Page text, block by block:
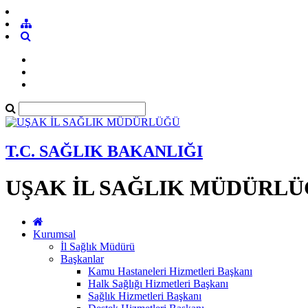
T.C. SAĞLIK BAKANLIĞI
UŞAK İL SAĞLIK
Kurumsal
İl Sağlık Müdürü
Başkanlar
Kamu Hastaneleri Hizmetleri Başkanı
Halk Sağlığı Hizmetleri Başkanı
Sağlık Hizmetleri Başkanı